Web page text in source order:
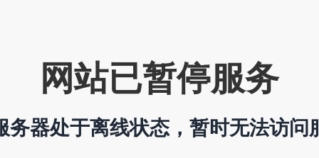
网站已暂停服务
务器处于离线状态，暂时无法访问